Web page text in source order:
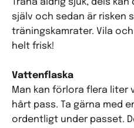
själv och sedan är risken
träningskamrater. Vila
helt frisk!
Vattenflaska
Man kan förlora flera liter
hårt pass. Ta gärna med
ordentligt under passet.